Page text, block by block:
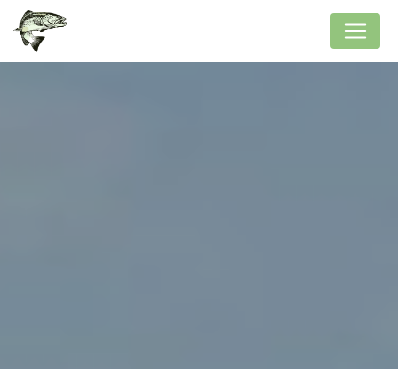
Panneau de gestion des cookies